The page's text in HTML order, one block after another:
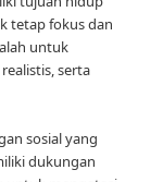
tetap fokus dan
untuk
serta
sosial yang
dukungan